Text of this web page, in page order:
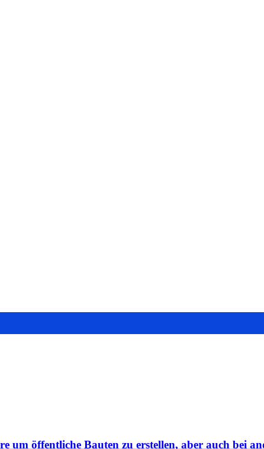
um öffentliche Bauten zu erstellen, aber auch bei